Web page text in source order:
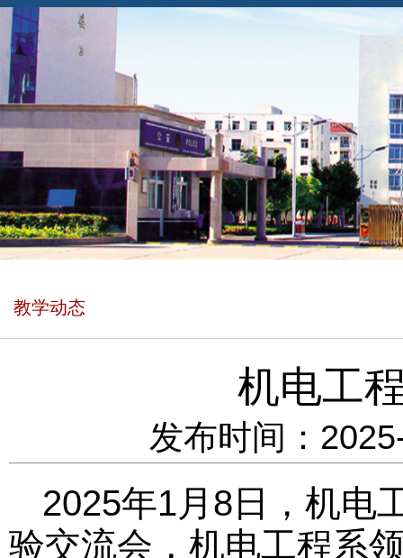
教学动态
机电工
发布时间：
2025年1月8日，机电
验交流会，机电工程系